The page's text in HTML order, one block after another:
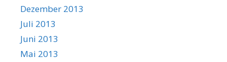
Dezember 2013
Juli 2013
Juni 2013
Mai 2013